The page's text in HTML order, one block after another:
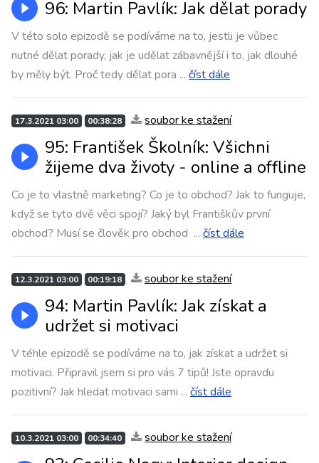
96: Martin Pavlík: Jak dělat porady
V této solo epizodě se podíváme na to, jestli je vůbec
nutné dělat porady, jak je udělat zábavnější i to, jak dlouhé
by měly být. Proč tedy dělat pora ... číst dále
17.3.2021 03:00 00:38:28 soubor ke stažení
95: František Školník: Všichni
žijeme dva životy - online a offline
Co je to vlastně marketing? Co je to obchod? Jak to funguje,
když se tyto dvě věci spojí? Jaký byl Františkův první
obchod? Musí se člověk pro obchod ... číst dále
12.3.2021 03:00 00:19:18 soubor ke stažení
94: Martin Pavlík: Jak získat a
udržet si motivaci
V téhle epizodě se podíváme na to, jak získat a udržet si
motivaci. Připravil jsem si pro vás 7 tipů! Jste opravdu
pozitivní? Jak hledat motivaci sami ... číst dále
10.3.2021 03:00 00:34:40 soubor ke stažení